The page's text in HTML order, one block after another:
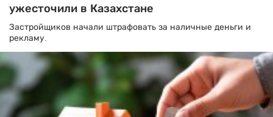
ужесточили в Казахстане
Застройщиков начали штрафовать за наличные деньги и
рекламу.